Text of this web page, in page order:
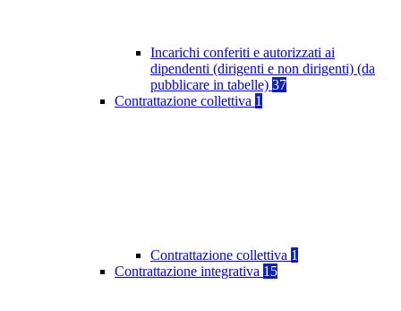
Incarichi conferiti e autorizzati ai
dipendenti (dirigenti e non dirigenti) (da
pubblicare in tabelle) 37
Contrattazione collettiva 1
Contrattazione collettiva 1
Contrattazione integrativa 15